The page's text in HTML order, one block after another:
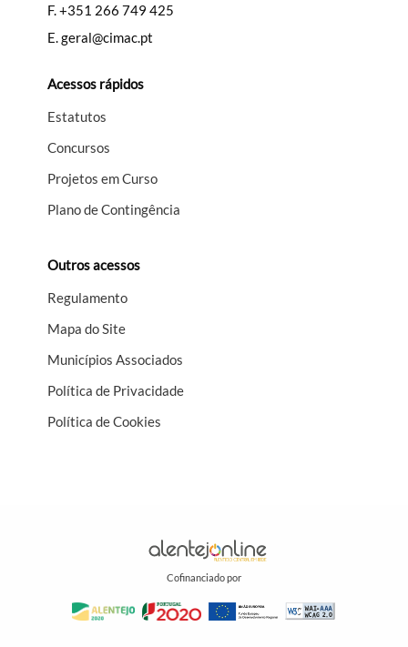
F.+351 266 749 425
E.geral@cimac.pt
Acessos rápidos
Estatutos
Concursos
Projetos em Curso
Plano de Contingência
Outros acessos
Regulamento
Mapa do Site
Municípios Associados
Política de Privacidade
Política de Cookies
Cofinanciado por